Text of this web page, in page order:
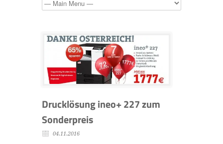
Drucklösung ineo+ 227 zum
Sonderpreis
04.11.2016